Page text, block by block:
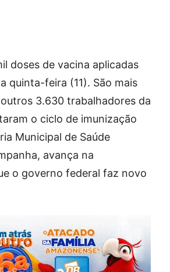
doses de vacina aplicadas
quinta-feira (11). São mais
3.630 trabalhadores da
o ciclo de imunização
Municipal de Saúde
avança na
o governo federal faz novo